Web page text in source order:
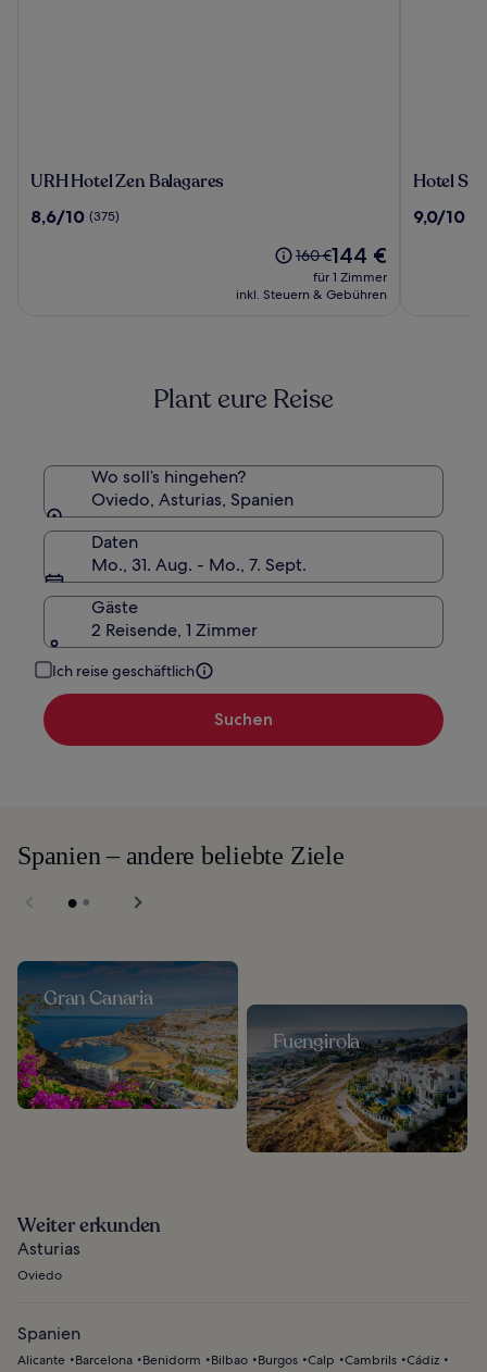
URH
Zen
URH Hotel Zen Balagares
8.6
8,6/10 (375)
Der
alte
Preis
Informationen
zum
160 €Der
Preis
beträgt
144 €
für 1 Zimmer
inkl. Steuern & Gebühren
Hotel
Hotel
9.0
9,0/10
Plant eure Reise
Wo soll’s hingehen?
Oviedo, Asturias, Spanien
Daten
Mo., 31. Aug. - Mo., 7. Sept.
Gäste
2 Reisende, 1 Zimmer
Ich reise geschäftlich
Suchen
Spanien – andere beliebte Ziele
Gran Canaria
Fuengirola
Weiter erkunden
Asturias
Oviedo
Spanien
Alicante Barcelona Benidorm Bilbao Burgos Calp Cambrils Cádiz